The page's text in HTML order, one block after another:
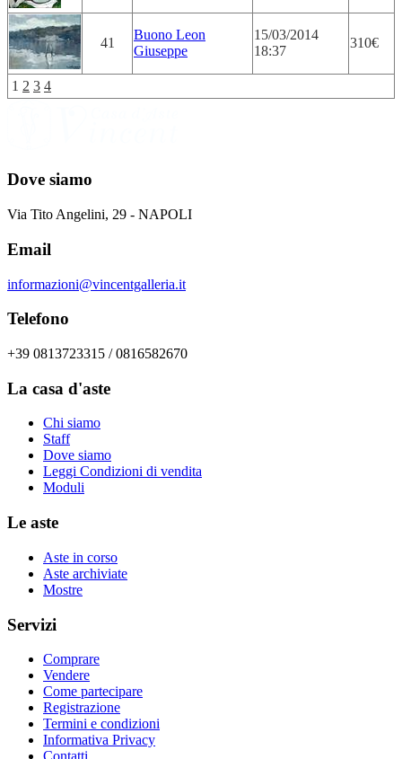
41
Buono Leon
Giuseppe
15/03/2014
18:37
310€
1 2 3 4
Dove siamo
Via Tito Angelini, 29 - NAPOLI
Email
informazioni@vincentgalleria.it
Telefono
+39 0813723315 / 0816582670
La casa d'aste
Chi siamo
Staff
Dove siamo
Leggi Condizioni di vendita
Moduli
Le aste
Aste in corso
Aste archiviate
Mostre
Servizi
Comprare
Vendere
Come partecipare
Registrazione
Termini e condizioni
Informativa Privacy